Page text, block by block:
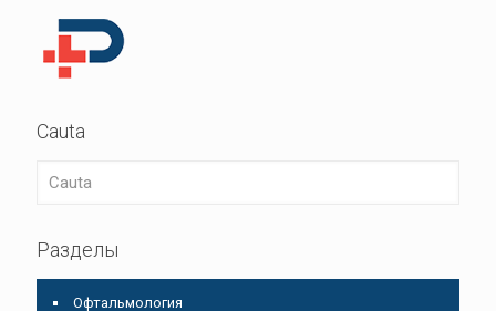
Cauta
Разделы
Oфтальмология